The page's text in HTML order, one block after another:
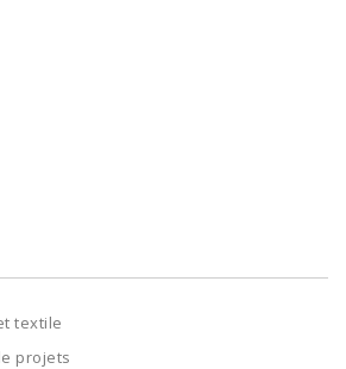
textile
projets